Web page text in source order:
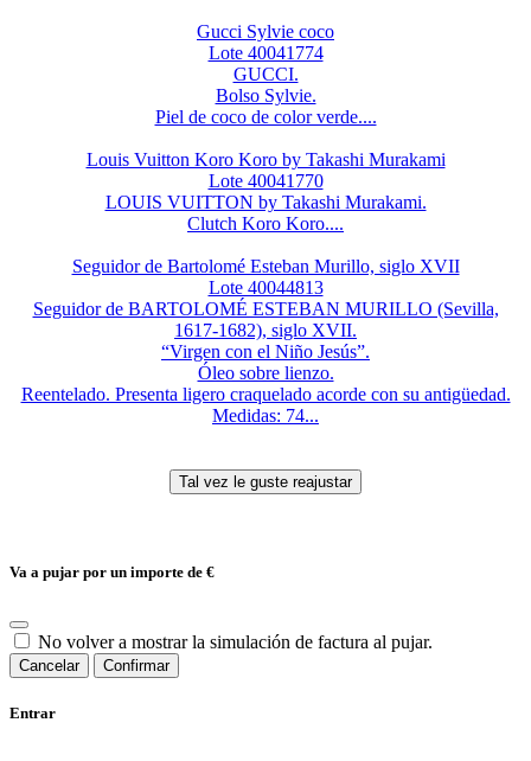
Gucci Sylvie coco
Lote 40041774
GUCCI.
Bolso Sylvie.
Piel de coco de color verde....
Louis Vuitton Koro Koro by Takashi Murakami
Lote 40041770
LOUIS VUITTON by Takashi Murakami.
Clutch Koro Koro....
Seguidor de Bartolomé Esteban Murillo, siglo XVII
Lote 40044813
Seguidor de BARTOLOMÉ ESTEBAN MURILLO (Sevilla,
1617-1682), siglo XVII.
“Virgen con el Niño Jesús”.
Óleo sobre lienzo.
Reentelado. Presenta ligero craquelado acorde con su antigüedad.
Medidas: 74...
Va a pujar por un importe de €
No volver a mostrar la simulación de factura al pujar.
Cancelar Confirmar
Entrar